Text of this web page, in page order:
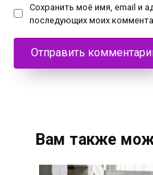
Сохранить моё имя, email и
последующих моих
Вам также